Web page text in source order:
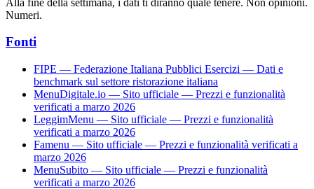
Numeri.
Fonti
FIPE — Federazione Italiana Pubblici Esercizi — Dati e
benchmark sul settore ristorazione italiana
MenuDigitale.io — Sito ufficiale — Prezzi e funzionalità
verificati a marzo 2026
LeggimMenu — Sito ufficiale — Prezzi e funzionalità
verificati a marzo 2026
Famenu — Sito ufficiale — Prezzi e funzionalità verificati a
marzo 2026
MenuSubito — Sito ufficiale — Prezzi e funzionalità
verificati a marzo 2026